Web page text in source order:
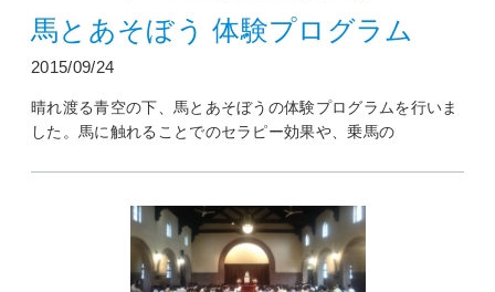
馬とあそぼう 体験プログラム
2015/09/24
晴れ渡る青空の下、馬とあそぼうの体験プログラムを行いま
した。馬に触れることでのセラピー効果や、乗馬の